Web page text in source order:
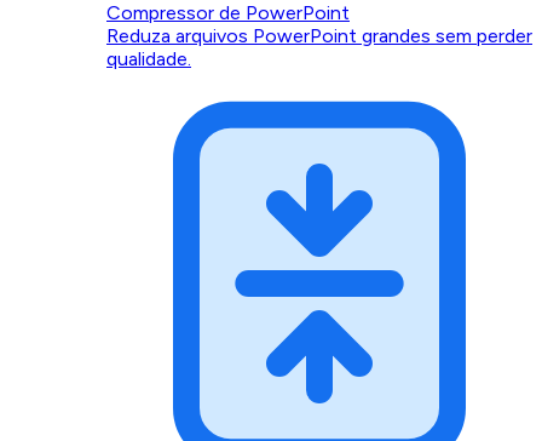
Compressor de PowerPoint
Reduza arquivos PowerPoint grandes sem perder
qualidade.